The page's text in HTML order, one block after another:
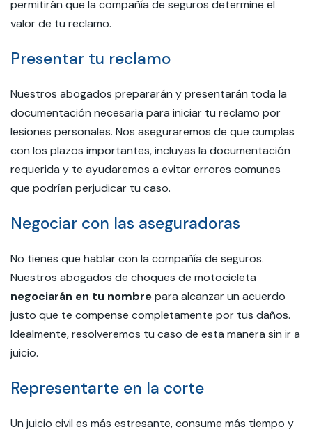
permitirán que la compañía de seguros determine el
valor de tu reclamo.
Presentar tu reclamo
Nuestros abogados prepararán y presentarán toda la
documentación necesaria para iniciar tu reclamo por
lesiones personales. Nos aseguraremos de que cumplas
con los plazos importantes, incluyas la documentación
requerida y te ayudaremos a evitar errores comunes
que podrían perjudicar tu caso.
Negociar con las aseguradoras
No tienes que hablar con la compañía de seguros.
Nuestros abogados de choques de motocicleta
negociarán en tu nombrepara alcanzar un acuerdo
justo que te compense completamente por tus daños.
Idealmente, resolveremos tu caso de esta manera sin ir a
juicio.
Representarte en la corte
Un juicio civil es más estresante, consume más tiempo y